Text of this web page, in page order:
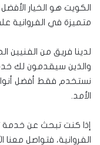
الكويت هو الخيار
متميزة في الفروانية على مدار 24 ساعة،
لدينا فريق من
والذين سيقدمون لك
نستخدم فقط أفضل
الأمد.
إذا كنت تبحث عن خدمة
الفروانية، فتواصل